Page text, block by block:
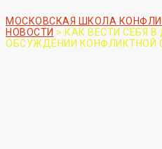
МОСКОВСКАЯ ШКОЛА
НОВОСТИ > КАК ВЕСТИ СЕБЯ
ОБСУЖДЕНИИ КОНФЛИКТНОЙ